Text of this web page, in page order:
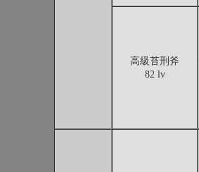
高級苔刑斧
82 lv